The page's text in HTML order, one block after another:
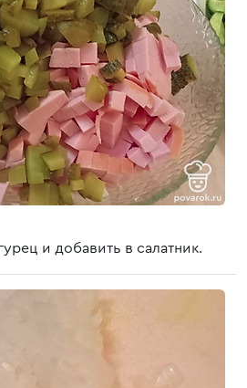
и добавить в салатник.